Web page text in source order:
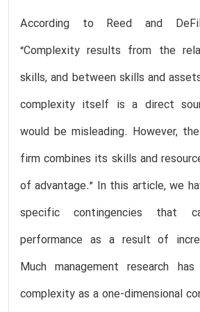
According to Reed and
“Complexity results from the
skills, and between skills and
complexity itself is a direct
would be misleading. However,
firm combines its skills and
of advantage.” In this article, we
specific contingencies that
performance as a result of
Much management research
complexity as a one-dimensional